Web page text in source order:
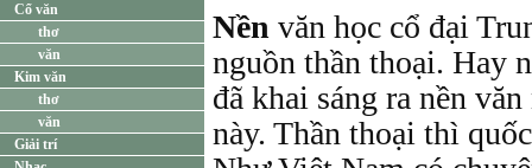
Cổ văn
thơ
văn
Kim văn
thơ
văn
Giải trí
Nền văn học cổ đại
nguồn thần thoại. Hay
đã khai sáng ra nền
này. Thần thoại thì